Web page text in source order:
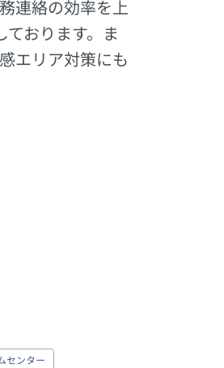
連絡の効率を上
おります。ま
エリア対策にも
センター